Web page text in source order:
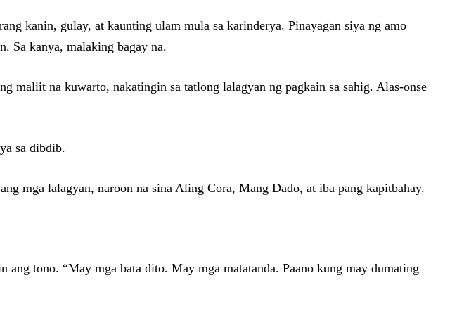
kanin, gulay, at kaunting ulam mula sa karinderya. Pinayagan siya ng amo
Sa kanya, malaking bagay na.
maliit na kuwarto, nakatingin sa tatlong lalagyan ng pagkain sa sahig. Alas-onse
sa dibdib.
mga lalagyan, naroon na sina Aling Cora, Mang Dado, at iba pang kapitbahay.
tono. “May mga bata dito. May mga matatanda. Paano kung may dumating